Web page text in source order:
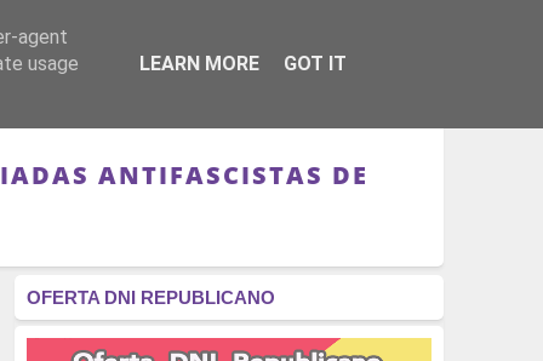
RÉGIMEN - MONARQUÍA
ANTIFASCISTAS DE
OFERTA DNI REPUBLICANO
agent
usage
LEARN MORE GOT IT